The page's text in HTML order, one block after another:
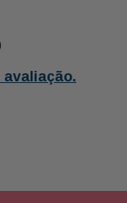
avaliação.